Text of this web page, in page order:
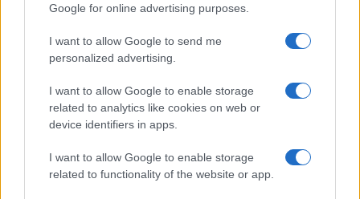
Google for online advertising purposes.
I want to allow Google to send me
personalized advertising.
I want to allow Google to enable storage
related to analytics like cookies on web or
device identifiers in apps.
I want to allow Google to enable storage
related to functionality of the website or app.
της Ζωής μας
Οι άνθρωποι, οι αυθεντικές ιστορίες,
το ελληνικό καλοκαίρι και ένας